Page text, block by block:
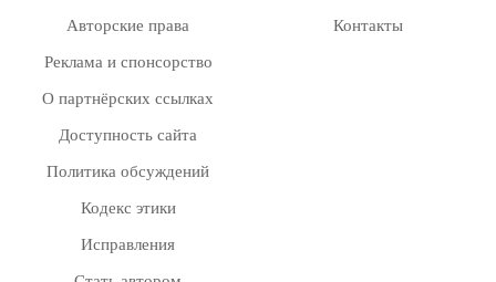
Авторские права
Реклама и спонсорство
О партнёрских ссылках
Доступность сайта
Политика обсуждений
Кодекс этики
Исправления
Контакты